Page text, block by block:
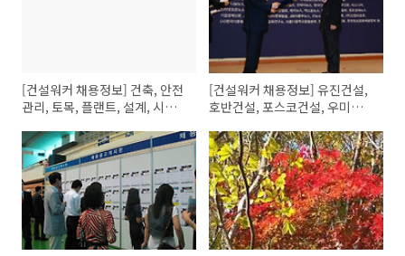
[건설워커 채용정보] 건축, 안전
관리, 토목, 플랜트, 설계, 시공,
[건설워커 채용정보] 유진건설,
호반건설, 포스코건설, 우미건